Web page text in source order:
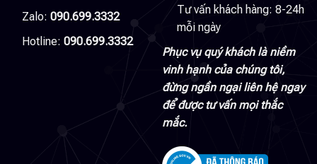
Zalo: 090.699.3332
Hotline: 090.699.3332
Tư vấn khách hàng: 8-24h
mỗi ngày
Phục vụ quý khách là niềm
vinh hạnh của chúng tôi,
đừng ngần ngại liên hệ ngay
để được tư vấn mọi thắc
mắc.